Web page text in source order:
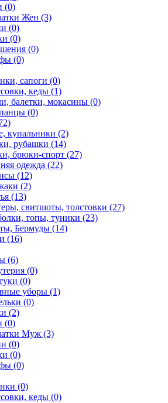
(0)
Жен (3)
(0)
(0)
(0)
(0)
сапоги (0)
кеды (1)
балетки, мокасины (0)
(0)
купальники (2)
рубашки (14)
брюки-спорт (27)
одежда (22)
(12)
(2)
(13)
свитшоты, толстовки (27)
топы, туники (23)
Бермуды (14)
(16)
(6)
(0)
(0)
уборы (1)
(0)
(2)
(0)
Муж (3)
(0)
(0)
(0)
(0)
кеды (0)